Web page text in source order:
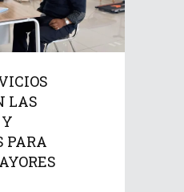
LAS
PARA